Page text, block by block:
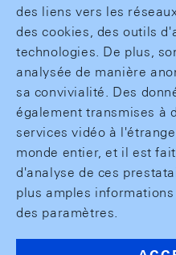
des liens vers les
des cookies, des outils
technologies. De plus,
analysée de manière
sa convivialité. Des
également transmises à
services vidéo à
monde entier, et il est
d'analyse de ces
plus amples
des paramètres.